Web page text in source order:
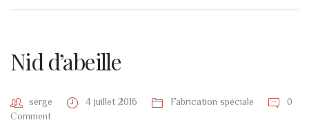
Nid d’abeille
serge 4 juillet 2016 Fabrication spéciale
0
Comment